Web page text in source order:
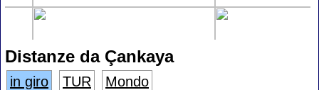
Distanze da Çankaya
in giro TUR
Mondo